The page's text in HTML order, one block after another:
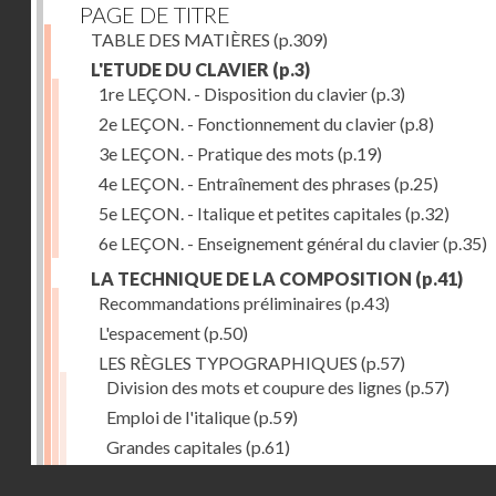
PAGE DE TITRE
TABLE DES MATIÈRES (p.309)
L'ETUDE DU CLAVIER (p.3)
1re LEÇON. - Disposition du clavier(p.3)
2e LEÇON. - Fonctionnement du clavier(p.8)
3e LEÇON. - Pratique des mots (p.19)
4e LEÇON. - Entraînement des phrases (p.25)
5e LEÇON. - Italique et petites capitales (p.32)
6e LEÇON. - Enseignement général du clavier(p.35)
LA TECHNIQUE DE LA COMPOSITION (p.41)
Recommandations préliminaires (p.43)
L'espacement(p.50)
LES RÈGLES TYPOGRAPHIQUES (p.57)
Division des mots et coupure des lignes (p.57)
Emploi de l'italique(p.59)
Grandes capitales (p.61)